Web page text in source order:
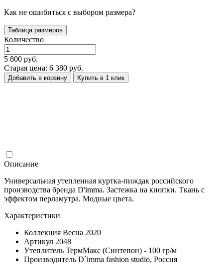
Как не ошибиться с выбором размера?
Таблица размеров
Количество
5 800 руб.
Старая цена: 6 380 руб.
Добавить в корзину Купить в 1 клик
Описание
Универсальная утепленная куртка-пиждак российского
производства бренда D'imma. Застежка на кнопки. Ткань с
эффектом перламутра. Модные цвета.
Характеристики
Коллекция Весна 2020
Артикул 2048
Утеплитель ТермМакс (Синтепон) - 100 гр/м
Производитель D`imma fashion studio, Россия